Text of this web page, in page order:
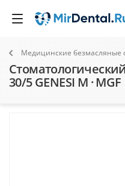
Медицинские безмасляные
30/5 GENESI М · MGF